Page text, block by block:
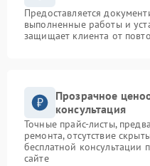
Предоставляется
выполненные работы и
защищает клиента от
Прозрачное
консультация
Точные прайс-листы,
ремонта, отсутствие
бесплатной консультации
сайте